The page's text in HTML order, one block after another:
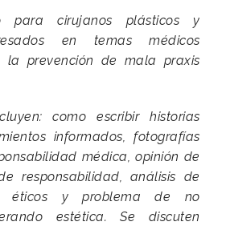
para cirujanos plásticos y
en temas médicos
la prevención de mala praxis
como escribir historias
informados, fotografías
médica, opinión de
responsabilidad, análisis de
éticos y problema de no
estética. Se discuten